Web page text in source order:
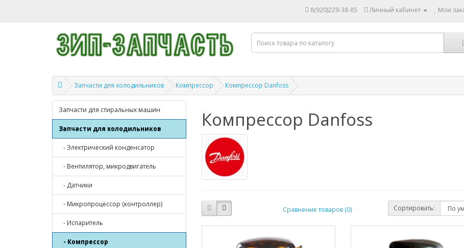
8(920)229-38-85 Личный кабинет Мои
Запчасти для холодильников Компрессор Компрессор Danfoss
Запчасти для стиральных машин
Запчасти для холодильников
- Электрический конденсатор
- Вентилятор, микродвигатель
- Датчики
- Микропроцессор (контроллер)
- Испаритель
- Компрессор
Компрессор Danfoss
Сравнение товаров (0) Сортировать: